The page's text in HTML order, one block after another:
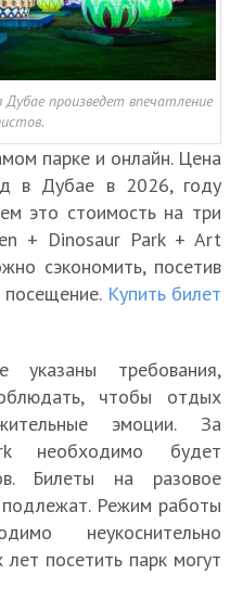
произведет впечатление
парке и онлайн. Цена
в Дубае в 2026, году
это стоимость на три
+ Dinosaur Park + Art
сэкономить, посетив
посещение. Купить билет
указаны требования,
чтобы отдых
эмоции. За
необходимо будет
Билеты на разовое
Режим работы
неукоснительно
посетить парк могут